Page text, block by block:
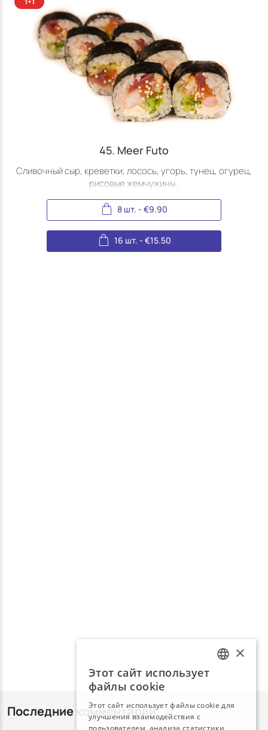
45. Meer Futo
Сливочный сыр, креветки, лосось, угорь, тунец, огурец,
рисовые жемчужины..
8 шт. - €9.90
16 шт. - €15.50
Последние комментарии
×
Этот сайт использует
файлы cookie
Этот сайт использует файлы cookie для
улучшения взаимодействия с
пользователем, анализа статистики